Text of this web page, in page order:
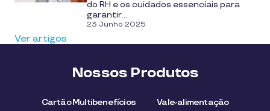
do RH e os cuidados essenciais para
garantir...
23 Junho 2025
Ver artigos
Nossos Produtos
Cartão Multibenefícios Vale-alimentação